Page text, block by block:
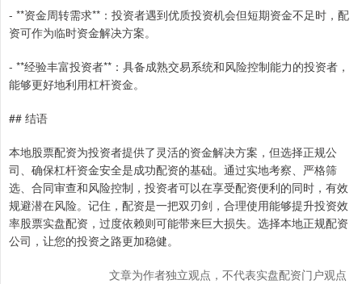
- **资金周转需求**：投资者遇到优质投资机会但短期资金不足时，配
资可作为临时资金解决方案。
- **经验丰富投资者**：具备成熟交易系统和风险控制能力的投资者，
能够更好地利用杠杆资金。
## 结语
本地股票配资为投资者提供了灵活的资金解决方案，但选择正规公
司、确保杠杆资金安全是成功配资的基础。通过实地考察、严格筛
选、合同审查和风险控制，投资者可以在享受配资便利的同时，有效
规避潜在风险。记住，配资是一把双刃剑，合理使用能够提升投资效
率股票实盘配资，过度依赖则可能带来巨大损失。选择本地正规配资
公司，让您的投资之路更加稳健。
文章为作者独立观点，不代表实盘配资门户观点